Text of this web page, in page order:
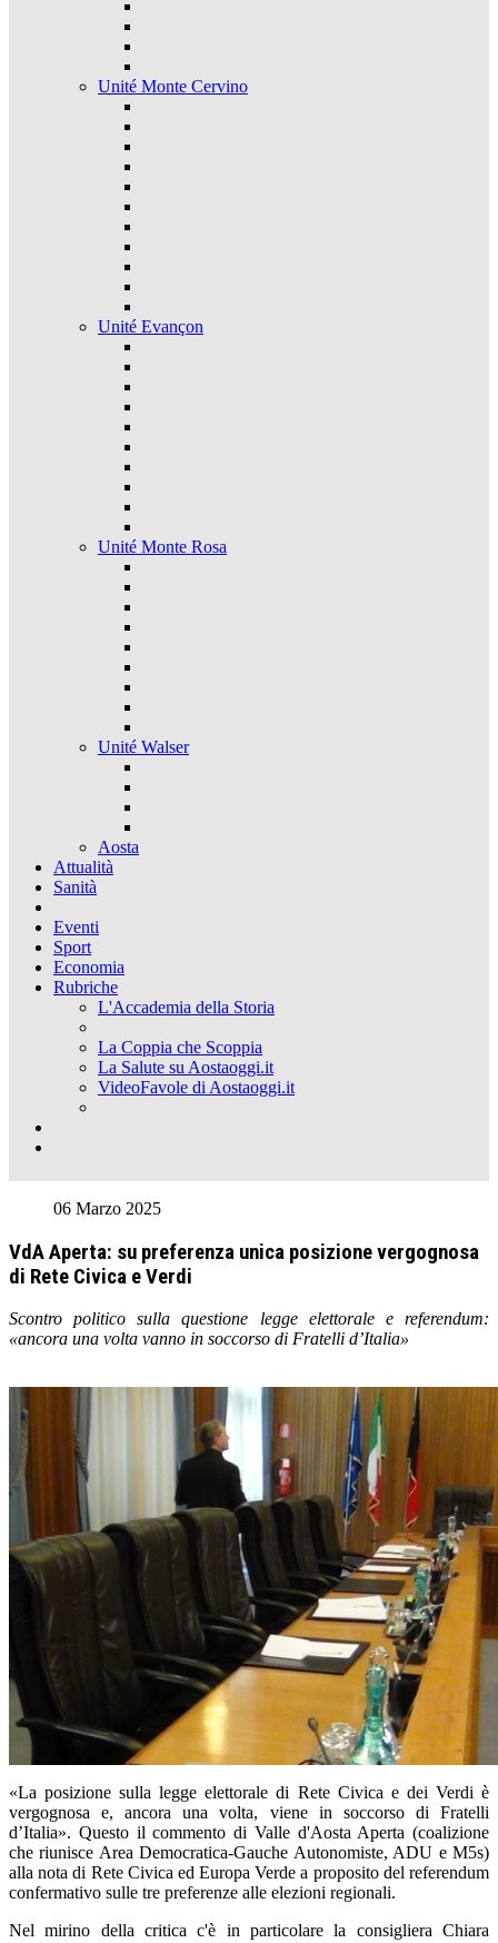
Unité Monte Cervino
Unité Evançon
Unité Monte Rosa
Unité Walser
Aosta
Attualità
Sanità
Eventi
Sport
Economia
Rubriche
L'Accademia della Storia
La Coppia che Scoppia
La Salute su Aostaoggi.it
VideoFavole di Aostaoggi.it
06 Marzo 2025
VdA Aperta: su preferenza unica posizione vergognosa
di Rete Civica e Verdi
Scontro politico sulla questione legge elettorale e referendum:
«ancora una volta vanno in soccorso di Fratelli d’Italia»
«La posizione sulla legge elettorale di Rete Civica e dei Verdi è
vergognosa e, ancora una volta, viene in soccorso di Fratelli
d’Italia». Questo il commento di Valle d'Aosta Aperta (coalizione
che riunisce Area Democratica-Gauche Autonomiste, ADU e M5s)
alla nota di Rete Civica ed Europa Verde a proposito del referendum
confermativo sulle tre preferenze alle elezioni regionali.
Nel mirino della critica c'è in particolare la consigliera Chiara